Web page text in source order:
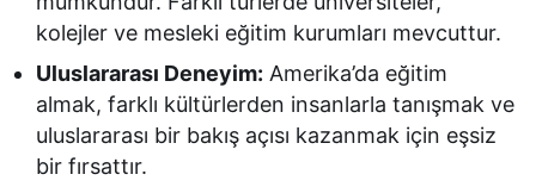
kolejler ve mesleki eğitim kurumları mevcuttur.
Uluslararası Deneyim: Amerika’da eğitim
almak, farklı kültürlerden insanlarla tanışmak ve
uluslararası bir bakış açısı kazanmak için eşsiz
bir fırsattır.